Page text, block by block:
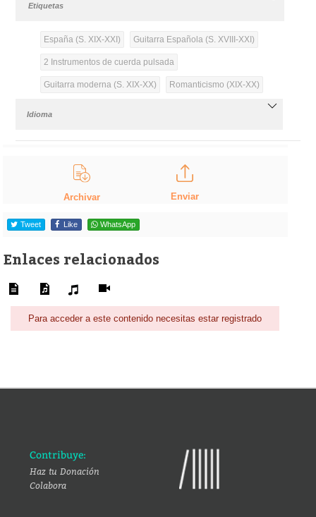
Etiquetas
España (S. XIX-XXI) Guitarra Española (S. XVIII-XXI)
2 Instrumentos de cuerda pulsada
Guitarra moderna (S. XIX-XX) Romanticismo (XIX-XX)
Idioma
Archivar Enviar
Tweet Like WhatsApp
Enlaces relacionados
Para acceder a este contenido necesitas estar registrado
Contribuye:
Haz tu Donación
Colabora